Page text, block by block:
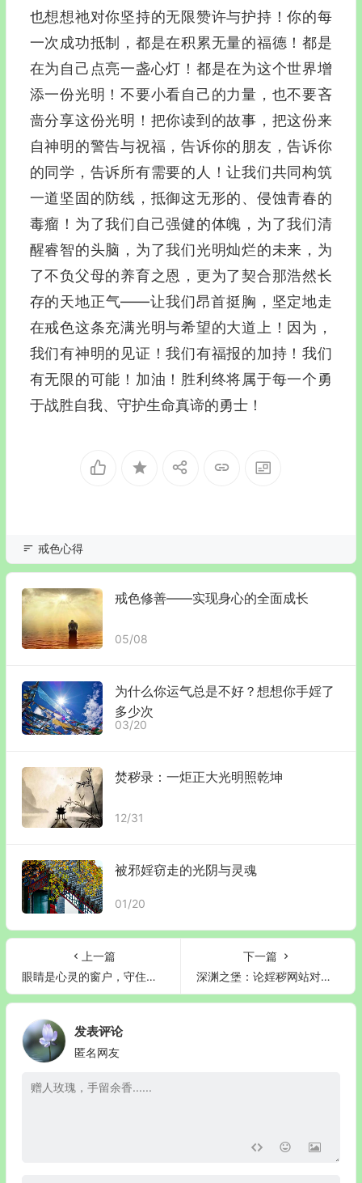
也想想祂对你坚持的无限赞许与护持！你的每
一次成功抵制，都是在积累无量的福德！都是
在为自己点亮一盏心灯！都是在为这个世界增
添一份光明！不要小看自己的力量，也不要吝
啬分享这份光明！把你读到的故事，把这份来
自神明的警告与祝福，告诉你的朋友，告诉你
的同学，告诉所有需要的人！让我们共同构筑
一道坚固的防线，抵御这无形的、侵蚀青春的
毒瘤！为了我们自己强健的体魄，为了我们清
醒睿智的头脑，为了我们光明灿烂的未来，为
了不负父母的养育之恩，更为了契合那浩然长
存的天地正气——让我们昂首挺胸，坚定地走
在戒色这条充满光明与希望的大道上！因为，
我们有神明的见证！我们有福报的加持！我们
有无限的可能！加油！胜利终将属于每一个勇
于战胜自我、守护生命真谛的勇士！
戒色心得
戒色修善——实现身心的全面成长
05/08
为什么你运气总是不好？想想你手婬了
多少次
03/20
焚秽录：一炬正大光明照乾坤
12/31
被邪婬窃走的光阴与灵魂
01/20
上一篇
眼睛是心灵的窗户，守住它就是守住命
下一篇
深渊之堡：论婬秽网站对灵魂与命运的侵蚀
发表评论
匿名网友